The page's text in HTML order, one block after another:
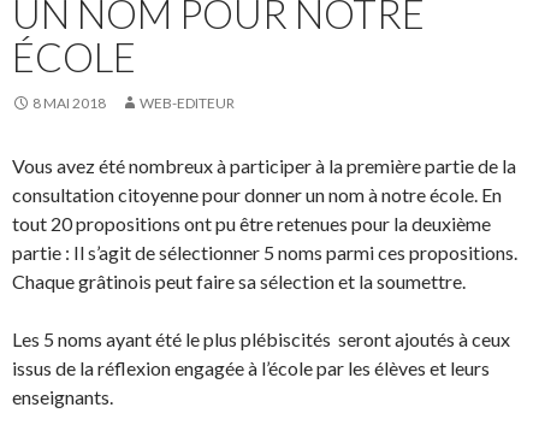
UN NOM POUR NOTRE
ÉCOLE
8 MAI 2018 WEB-EDITEUR
Vous avez été nombreux à participer à la première partie de la
consultation citoyenne pour donner un nom à notre école. En
tout 20 propositions ont pu être retenues pour la deuxième
partie : Il s’agit de sélectionner 5 noms parmi ces propositions.
Chaque grâtinois peut faire sa sélection et la soumettre.
Les 5 noms ayant été le plus plébiscités seront ajoutés à ceux
issus de la réflexion engagée à l’école par les élèves et leurs
enseignants.